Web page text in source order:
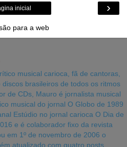
›
inicial
para a web
musical carioca, fã de cantoras,
brasileiros de todos os ritmos
de CDs, Mauro é jornalista musical
musical do jornal O Globo de 1989
Estúdio no jornal carioca O Dia de
e é colaborador fixo da revista
em 1º de novembro de 2006 o
atualizado com quatro posts